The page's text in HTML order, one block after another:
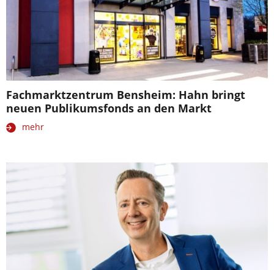
Fachmarktzentrum Bensheim: Hahn bringt
neuen Publikumsfonds an den Markt
mehr